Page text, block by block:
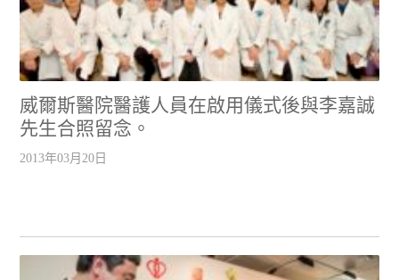
威爾斯醫院醫護人員在啟用儀式後與李嘉誠
先生合照留念。
2013年03月20日